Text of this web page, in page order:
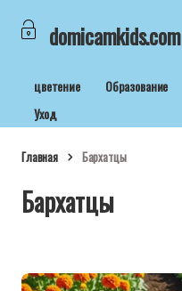
domicamkids.com
цветение Образование
Уход
Главная Бархатцы
Бархатцы